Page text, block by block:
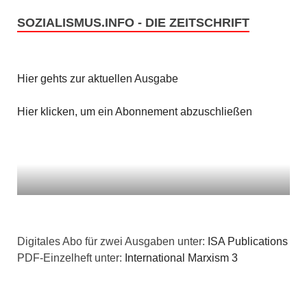
SOZIALISMUS.INFO - DIE ZEITSCHRIFT
Hier gehts zur aktuellen Ausgabe
Hier klicken, um ein Abonnement abzuschließen
Digitales Abo für zwei Ausgaben unter: ISA Publications
PDF-Einzelheft unter: International Marxism 3